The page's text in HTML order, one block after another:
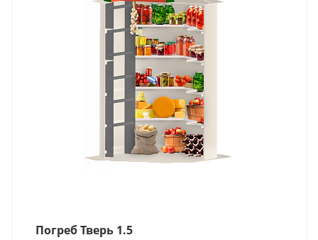
Погреб Тверь 1.5